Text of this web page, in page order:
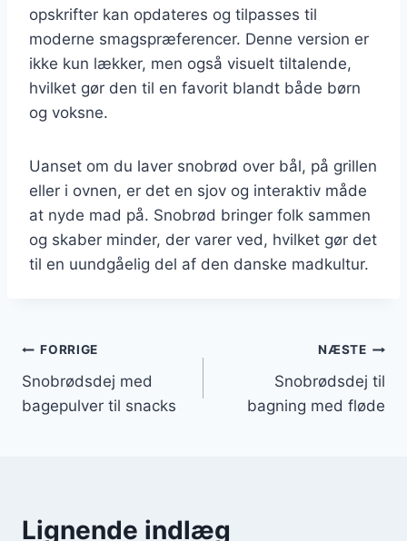
opskrifter kan opdateres og tilpasses til
moderne smagspræferencer. Denne version er
ikke kun lækker, men også visuelt tiltalende,
hvilket gør den til en favorit blandt både børn
og voksne.
Uanset om du laver snobrød over bål, på grillen
eller i ovnen, er det en sjov og interaktiv måde
at nyde mad på. Snobrød bringer folk sammen
og skaber minder, der varer ved, hvilket gør det
til en uundgåelig del af den danske madkultur.
Indlægsnavigation
FORRIGE
Snobrødsdej med
bagepulver til snacks
NÆSTE
Snobrødsdej til
bagning med fløde
Lignende indlæg